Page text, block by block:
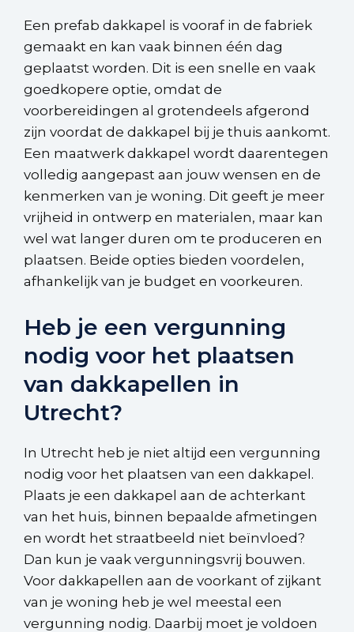
Een prefab dakkapel is vooraf in de fabriek
gemaakt en kan vaak binnen één dag
geplaatst worden. Dit is een snelle en vaak
goedkopere optie, omdat de
voorbereidingen al grotendeels afgerond
zijn voordat de dakkapel bij je thuis aankomt.
Een maatwerk dakkapel wordt daarentegen
volledig aangepast aan jouw wensen en de
kenmerken van je woning. Dit geeft je meer
vrijheid in ontwerp en materialen, maar kan
wel wat langer duren om te produceren en
plaatsen. Beide opties bieden voordelen,
afhankelijk van je budget en voorkeuren.
Heb je een vergunning
nodig voor het plaatsen
van dakkapellen in
Utrecht?
In Utrecht heb je niet altijd een vergunning
nodig voor het plaatsen van een dakkapel.
Plaats je een dakkapel aan de achterkant
van het huis, binnen bepaalde afmetingen
en wordt het straatbeeld niet beïnvloed?
Dan kun je vaak vergunningsvrij bouwen.
Voor dakkapellen aan de voorkant of zijkant
van je woning heb je wel meestal een
vergunning nodig. Daarbij moet je voldoen